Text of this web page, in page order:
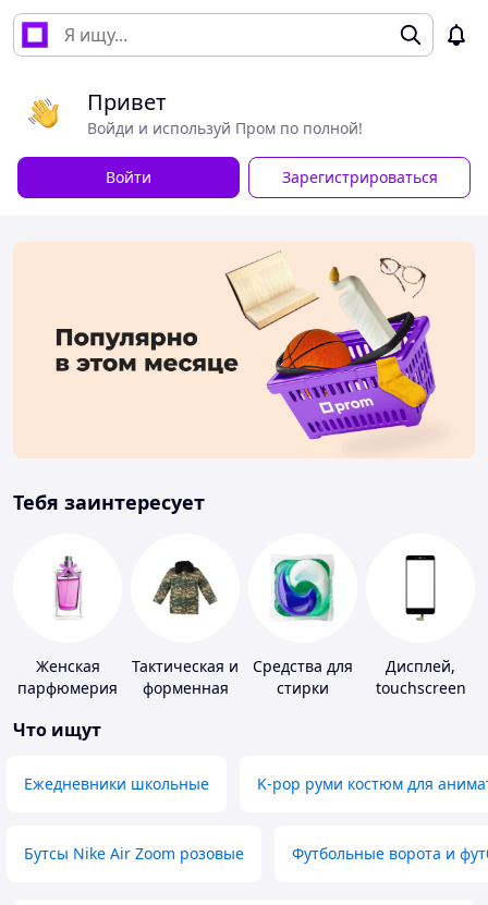
Привет
Войди и используй Пром по полной!
Войти Зарегистрироваться
Тебя заинтересует
Женская
парфюмерия
Тактическая и
форменная
Средства для
стирки
Дисплей,
touchscreen
Что ищут
Ежедневники школьные K-pop руми костюм для
Бутсы Nike Air Zoom розовые Футбольные ворота и